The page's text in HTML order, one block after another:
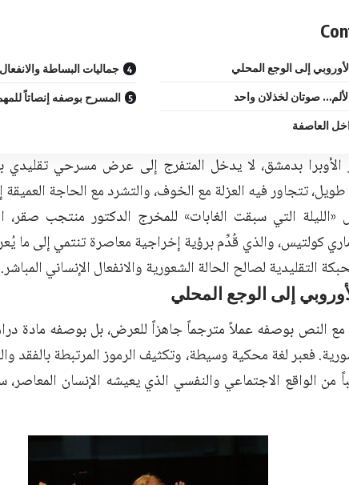
إلى الوجع المحلي
صوتان لخذلان واحد
العاصفة
جماليات البساطة والانفعال
المسرح بوصفه إنصاتاً
بدمشق، لا يدخل المتفرج إلى عرض مسرحي
تتجاور فيه العزلة مع الخوف، والتشرد مع الحاجة العميقة
التي سبقت الغابات» للمخرج الدكتور منتجب
كولتيس، والذي قُدِّم برؤية إخراجية معاصرة تنتمي إلى ما
التقليدية لصالح الحالة الشعورية والانفعال الإنساني المباشر.
إلى الوجع المحلي
النص بوصفه عملاً مترجماً جاهزاً للعرض، بل بوصفه مادة
فعبر لغة محكية وسيطة، وتكثيف الرموز المرتبطة بالفقد
من الواقع الاجتماعي والنفسي الذي يعيشه الإنسان